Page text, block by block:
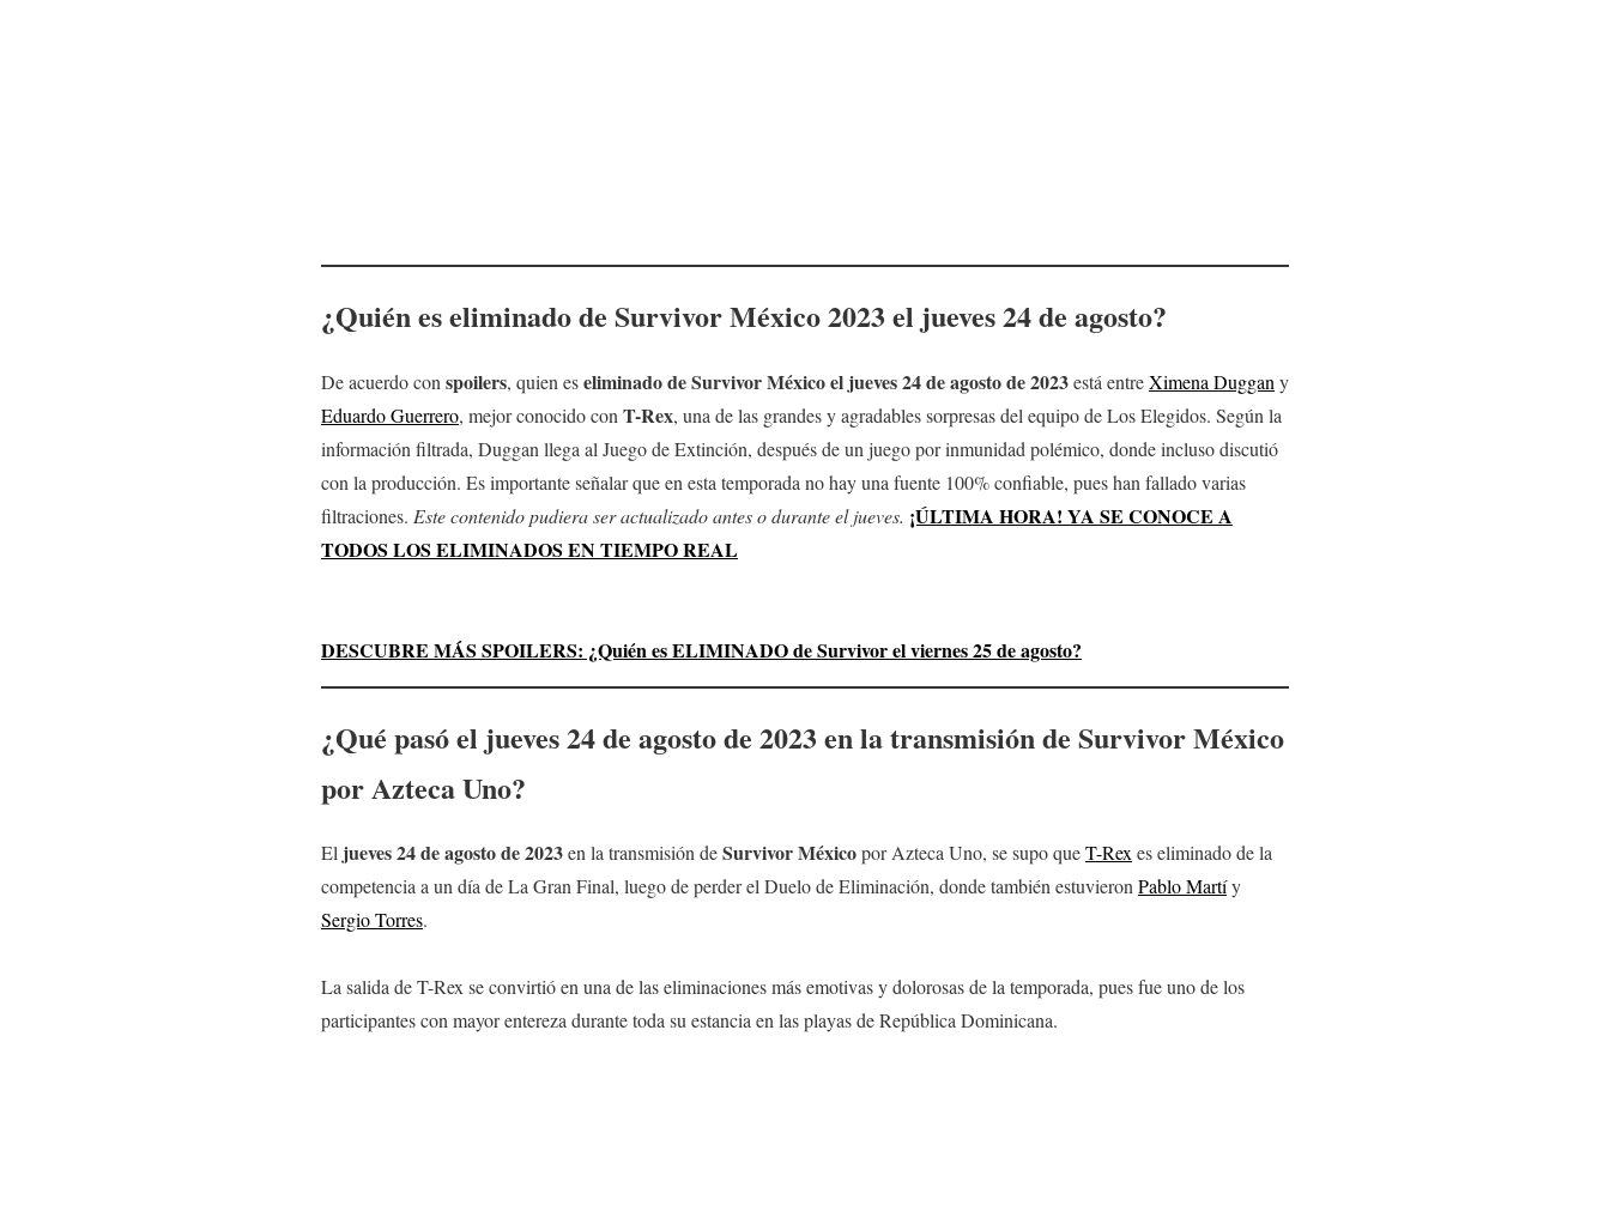
¿Quién es eliminado de Survivor México2023 el jueves 24 de agosto?
De acuerdo con spoilers, quien eseliminado de Survivor México el jueves 24 de agosto de 2023está entreXimena Duggan y
Eduardo Guerrero, mejor conocido con T-Rex, una de las grandes y agradables sorpresas del equipo de Los Elegidos. Según la
información filtrada, Duggan llega al Juego de Extinción, después de un juego por inmunidad polémico, donde incluso discutió
con la producción. Es importante señalar que en esta temporada no hay una fuente 100% confiable, pues han fallado varias
filtraciones. Este contenido pudiera ser actualizado antes o durante el jueves. ¡ÚLTIMA HORA! YA SE CONOCE A
TODOS LOS ELIMINADOS EN TIEMPO REAL
DESCUBRE MÁS SPOILERS: ¿Quién es ELIMINADO de Survivor el viernes 25 de agosto?
¿Qué pasó el jueves 24de agostode 2023 en la transmisión de Survivor México
por Azteca Uno?
El jueves 24de agostode 2023en la transmisión deSurvivor Méxicopor Azteca Uno, se supo queT-Rexes eliminado de la
competencia a un día de La Gran Final, luego de perder el Duelo de Eliminación, donde también estuvieronPablo Martíy
Sergio Torres.
La salida de T-Rex se convirtió en una de las eliminaciones más emotivas y dolorosas de la temporada, pues fue uno de los
participantes con mayor entereza durante toda su estancia en las playas de República Dominicana.